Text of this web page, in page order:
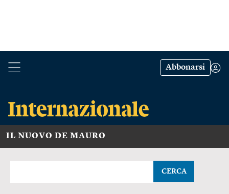
Abbonarsi
IL NUOVO DE MAURO
CERCA